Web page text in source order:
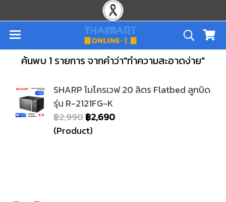
ค้นพบ 1 รายการ จากคำว่า"ทำความสะอาดง่าย"
SHARP ไมโครเวฟ 20 ลิตร Flatbed ลูกบิด
รุ่น R-2121FG-K
฿2,990฿2,690
(Product)